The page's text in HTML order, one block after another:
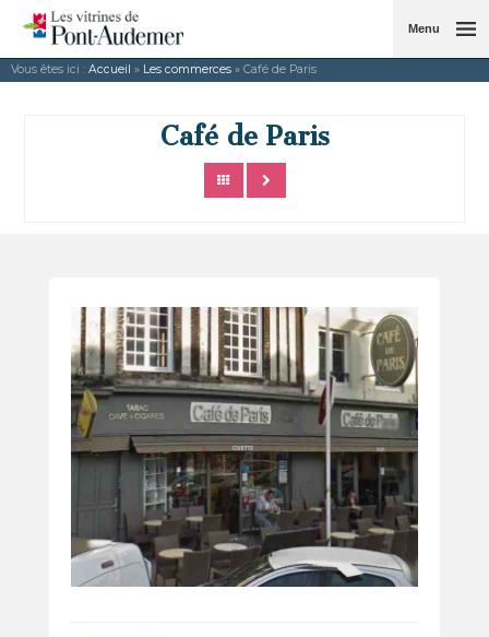
Menu
Vous êtes ici : Accueil » Les commerces » Café de Paris
Café de Paris